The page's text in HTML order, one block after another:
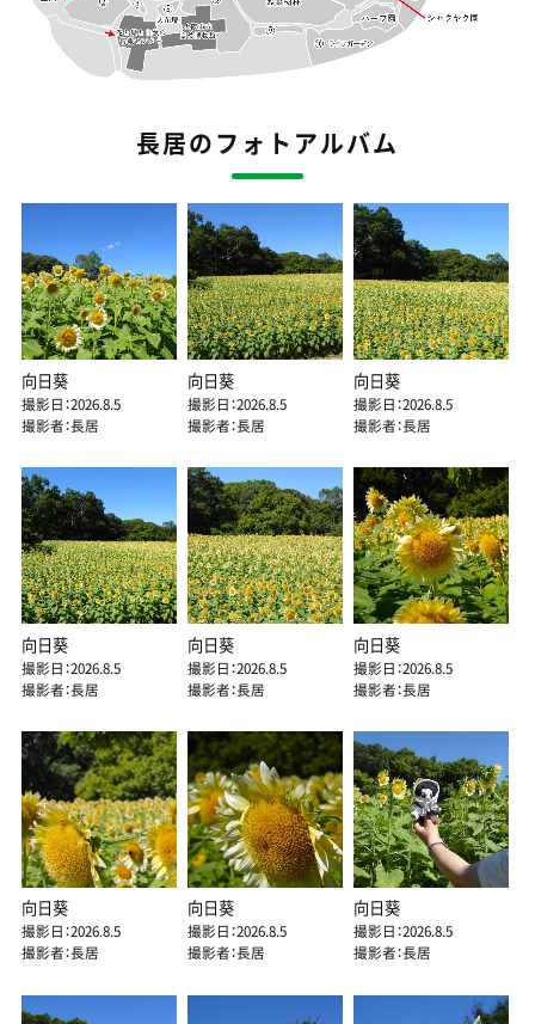
長居のフォトアルバム
向日葵
撮影日：2026.8.5
撮影者：長居
向日葵
撮影日：2026.8.5
撮影者：長居
向日葵
撮影日：2026.8.5
撮影者：長居
向日葵
撮影日：2026.8.5
撮影者：長居
向日葵
撮影日：2026.8.5
撮影者：長居
向日葵
撮影日：2026.8.5
撮影者：長居
向日葵
撮影日：2026.8.5
撮影者：長居
向日葵
撮影日：2026.8.5
撮影者：長居
向日葵
撮影日：2026.8.5
撮影者：長居